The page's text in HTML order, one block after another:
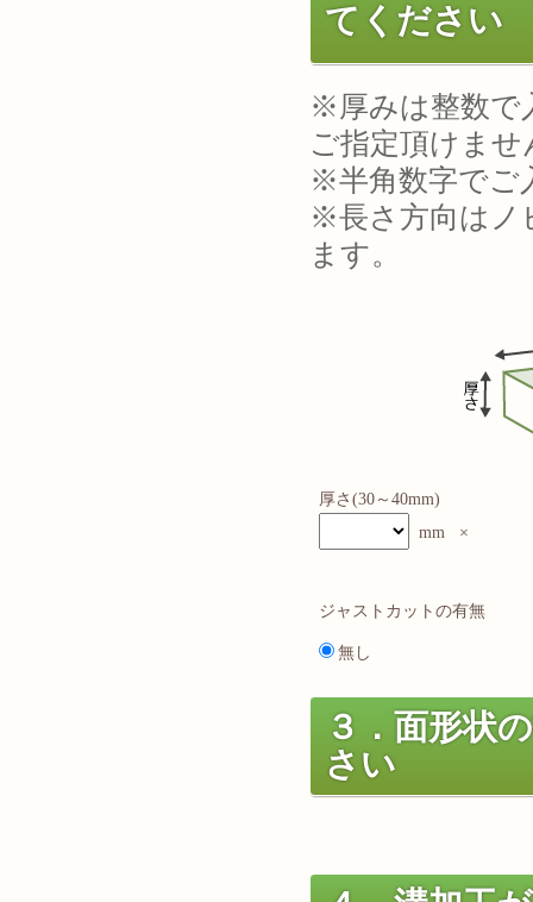
てください
※厚みは整数で
ご指定頂けませ
※半角数字でご
※長さ方向はノ
ます。
厚さ(30～40mm)
mm ×
ジャストカットの有無
無し
３．面形状
さい